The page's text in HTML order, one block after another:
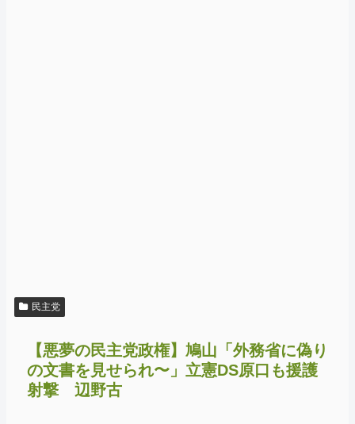
民主党
【悪夢の民主党政権】鳩山「外務省に偽り
の文書を見せられ〜」立憲DS原口も援護
射撃 辺野古